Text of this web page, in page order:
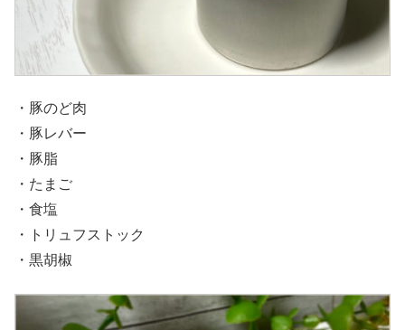
・豚のど肉
・豚レバー
・豚脂
・たまご
・食塩
・トリュフストック
・黒胡椒